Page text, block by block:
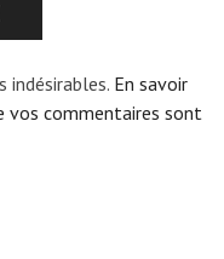
indésirables. En savoir
vos commentaires sont